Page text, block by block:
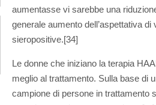
aumentasse vi sarebbe una
generale aumento dell’aspettativa di
sieropositive.[34]
Le donne che iniziano la terapia
meglio al trattamento. Sulla base di
campione di persone in trattamento